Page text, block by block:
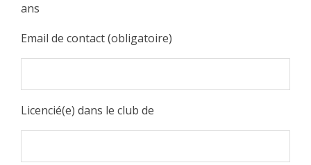
ans
Email de contact (obligatoire)
Licencié(e) dans le club de